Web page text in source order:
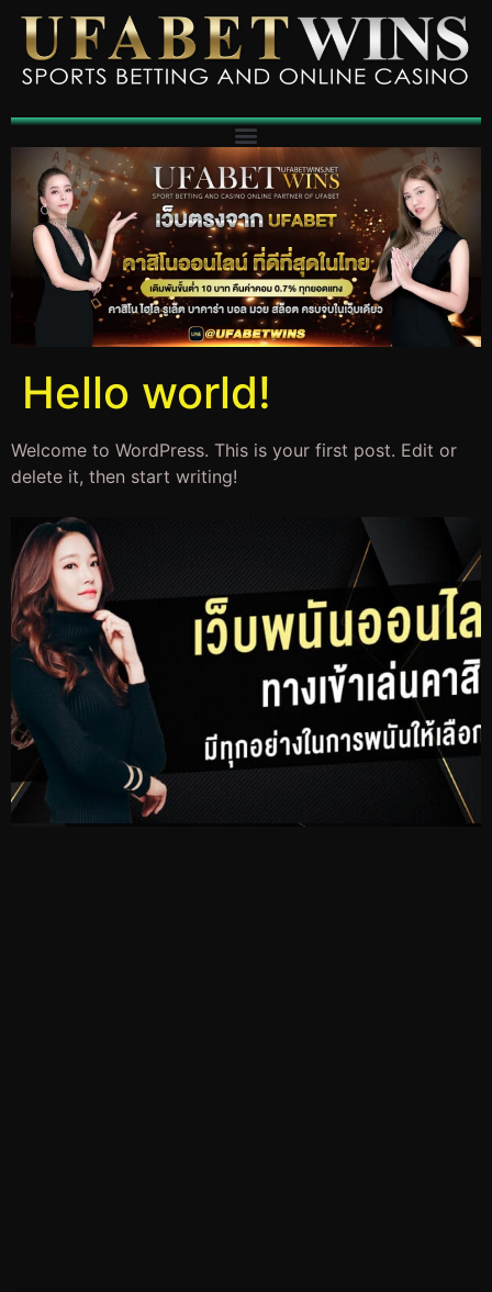
Hello world!
Welcome to WordPress. This is your first post. Edit or
delete it, then start writing!